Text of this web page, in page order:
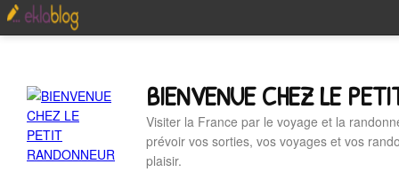
BIENVENUE CHEZ LE
Visiter la France par le voyage et la
prévoir vos sorties, vos voyages et vos
plaisir.